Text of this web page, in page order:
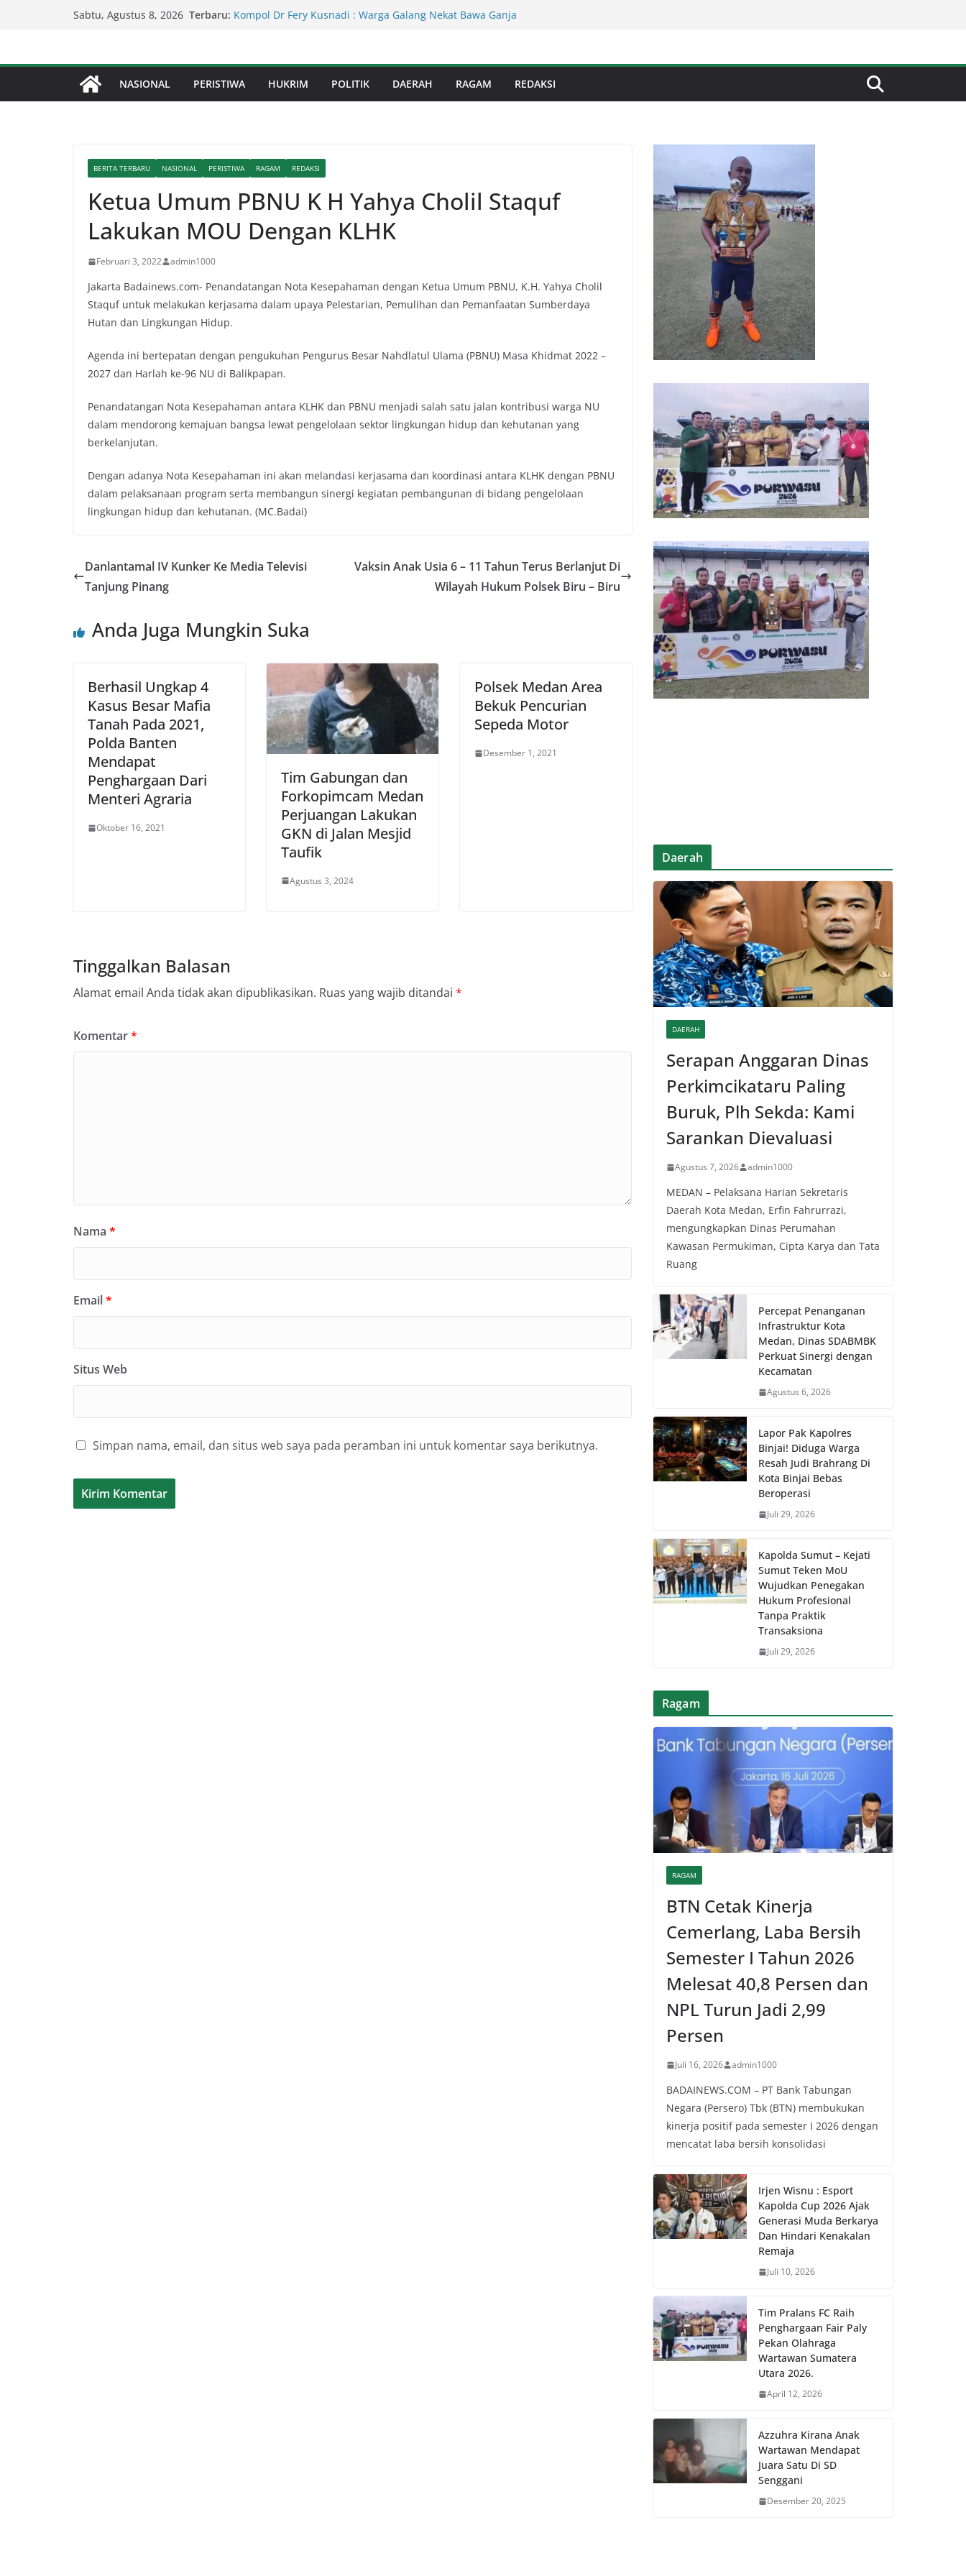
Sabtu, Agustus 8, 2026 Terbaru: Penegakan Hukum Profesional Tanpa Praktik Transaksiona
Percepat Penanganan Infrastruktur Kota Medan, Dinas
SDABMBK Perkuat Sinergi dengan Kecamatan
NASIONAL PERISTIWA HUKRIM POLITIK DAERAH RAGAM REDAKSI
BERITA TERBARU NASIONAL PERISTIWA RAGAM REDAKSI
Ketua Umum PBNU K H Yahya Cholil Staquf
Lakukan MOU Dengan KLHK
Februari 3, 2022 admin1000
Jakarta Badainews.com- Penandatangan Nota Kesepahaman dengan Ketua Umum PBNU, K.H. Yahya Cholil
Staquf untuk melakukan kerjasama dalam upaya Pelestarian, Pemulihan dan Pemanfaatan Sumberdaya
Hutan dan Lingkungan Hidup.
Agenda ini bertepatan dengan pengukuhan Pengurus Besar Nahdlatul Ulama (PBNU) Masa Khidmat 2022 –
2027 dan Harlah ke-96 NU di Balikpapan.
Penandatangan Nota Kesepahaman antara KLHK dan PBNU menjadi salah satu jalan kontribusi warga NU
dalam mendorong kemajuan bangsa lewat pengelolaan sektor lingkungan hidup dan kehutanan yang
berkelanjutan.
Dengan adanya Nota Kesepahaman ini akan melandasi kerjasama dan koordinasi antara KLHK dengan PBNU
dalam pelaksanaan program serta membangun sinergi kegiatan pembangunan di bidang pengelolaan
lingkungan hidup dan kehutanan. (MC.Badai)
Danlantamal IV Kunker Ke Media Televisi
Tanjung Pinang
Vaksin Anak Usia 6 – 11 Tahun Terus Berlanjut Di
Wilayah Hukum Polsek Biru – Biru
Anda Juga Mungkin Suka
Berhasil Ungkap 4
Kasus Besar Mafia
Tanah Pada 2021,
Polda Banten
Mendapat
Penghargaan Dari
Menteri Agraria
Oktober 16, 2021
Tim Gabungan dan
Forkopimcam Medan
Perjuangan Lakukan
GKN di Jalan Mesjid
Taufik
Agustus 3, 2024
Polsek Medan Area
Bekuk Pencurian
Sepeda Motor
Desember 1, 2021
Tinggalkan Balasan
Alamat email Anda tidak akan dipublikasikan. Ruas yang wajib ditandai *
Komentar*
Nama *
Email*
Situs Web
Simpan nama, email, dan situs web saya pada peramban ini untuk komentar saya berikutnya.
Daerah
DAERAH
Serapan Anggaran Dinas
Perkimcikataru Paling
Buruk, Plh Sekda: Kami
Sarankan Dievaluasi
Agustus 7, 2026 admin1000
MEDAN – Pelaksana Harian Sekretaris
Daerah Kota Medan, Erfin Fahrurrazi,
mengungkapkan Dinas Perumahan
Kawasan Permukiman, Cipta Karya dan Tata
Ruang
Percepat Penanganan
Infrastruktur Kota
Medan, Dinas SDABMBK
Perkuat Sinergi dengan
Kecamatan
Agustus 6, 2026
Lapor Pak Kapolres
Binjai! Diduga Warga
Resah Judi Brahrang Di
Kota Binjai Bebas
Beroperasi
Juli 29, 2026
Kapolda Sumut – Kejati
Sumut Teken MoU
Wujudkan Penegakan
Hukum Profesional
Tanpa Praktik
Transaksiona
Juli 29, 2026
Ragam
RAGAM
BTN Cetak Kinerja
Cemerlang, Laba Bersih
Semester I Tahun 2026
Melesat 40,8 Persen dan
NPL Turun Jadi 2,99
Persen
Juli 16, 2026 admin1000
BADAINEWS.COM – PT Bank Tabungan
Negara (Persero) Tbk (BTN) membukukan
kinerja positif pada semester I 2026 dengan
mencatat laba bersih konsolidasi
Irjen Wisnu : Esport
Kapolda Cup 2026 Ajak
Generasi Muda Berkarya
Dan Hindari Kenakalan
Remaja
Juli 10, 2026
Tim Pralans FC Raih
Penghargaan Fair Paly
Pekan Olahraga
Wartawan Sumatera
Utara 2026.
April 12, 2026
Azzuhra Kirana Anak
Wartawan Mendapat
Juara Satu Di SD
Senggani
Desember 20, 2025